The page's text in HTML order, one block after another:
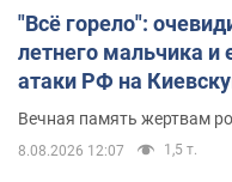
"Всё горело":
летнего мальчика и
атаки РФ на
Вечная память жертвам
8.08.2026 12:07 1,5 т.